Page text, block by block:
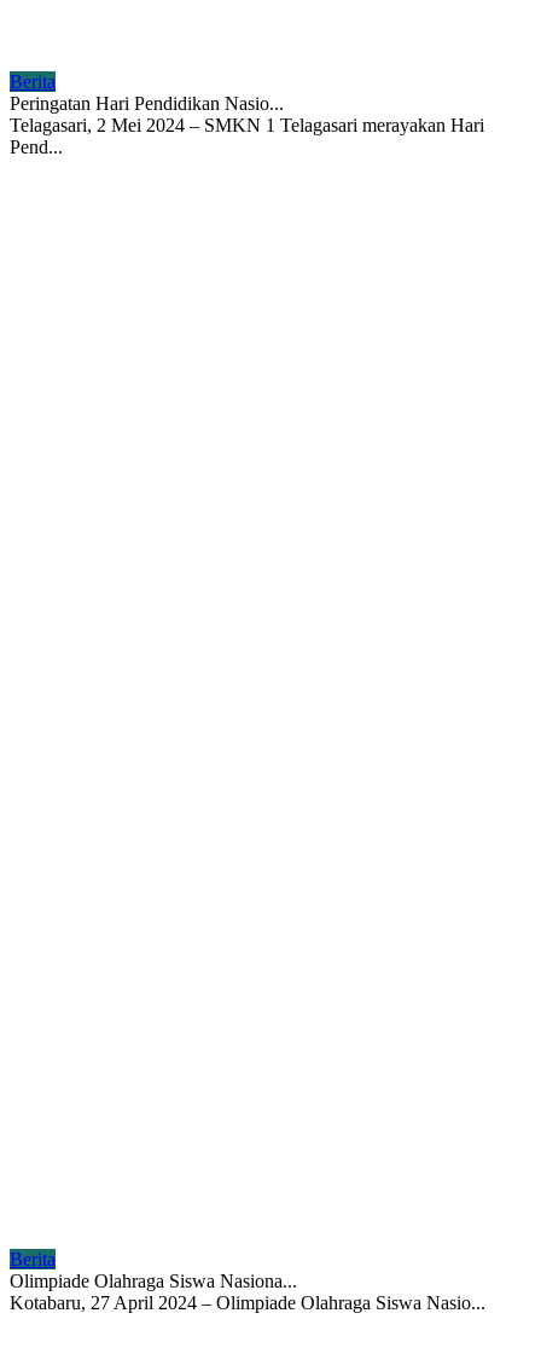
Berita
Peringatan Hari Pendidikan Nasio...
Telagasari, 2 Mei 2024 – SMKN 1 Telagasari merayakan Hari
Pend...
Berita
Olimpiade Olahraga Siswa Nasiona...
Kotabaru, 27 April 2024 – Olimpiade Olahraga Siswa Nasio...